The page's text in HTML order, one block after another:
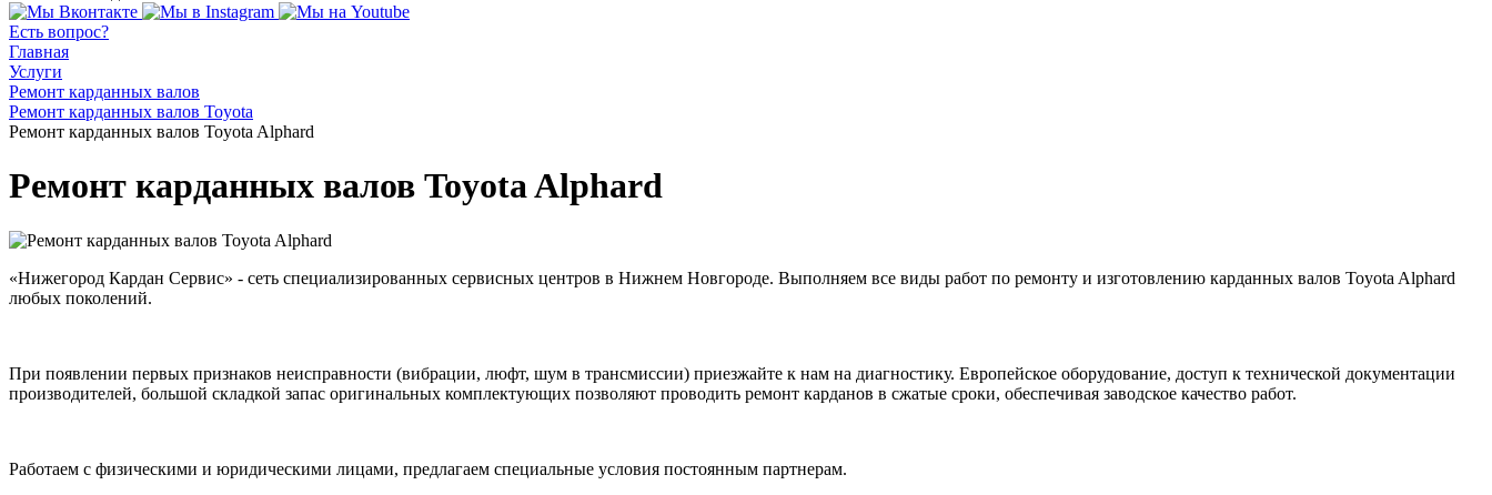
Есть вопрос?
Главная
Услуги
Ремонт карданных валов
Ремонт карданных валов Toyota
Ремонт карданных валов Toyota Alphard
Ремонт карданных валов Toyota Alphard
«Нижегород Кардан Сервис» - сеть специализированных сервисных центров в Нижнем Новгороде. Выполняем все виды работ по ремонту и изготовлению карданных валов Toyota Alphard
любых поколений.
При появлении первых признаков неисправности (вибрации, люфт, шум в трансмиссии) приезжайте к нам на диагностику. Европейское оборудование, доступ к технической документации
производителей, большой складкой запас оригинальных комплектующих позволяют проводить ремонт карданов в сжатые сроки, обеспечивая заводское качество работ.
Работаем с физическими и юридическими лицами, предлагаем специальные условия постоянным партнерам.